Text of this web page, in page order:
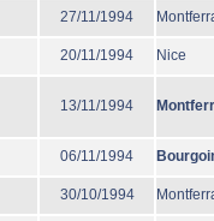
27/11/1994
20/11/1994 Nice
13/11/1994
06/11/1994
30/10/1994